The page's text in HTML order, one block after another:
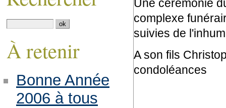
Une cérémonie
complexe
suivies de
A son fils
condoléances
À retenir
Bonne Année
2006 à tous